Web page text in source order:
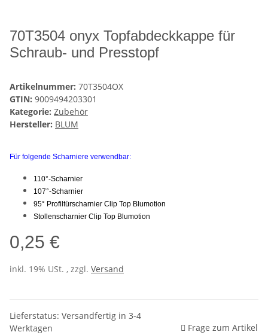
70T3504 onyx Topfabdeckkappe für
Schraub- und Presstopf
Artikelnummer: 70T3504OX
GTIN: 9009494203301
Kategorie: Zubehör
Hersteller: BLUM
Für folgende Scharniere verwendbar:
110°-Scharnier
107°-Scharnier
95° Profiltürscharnier Clip Top Blumotion
Stollenscharnier Clip Top Blumotion
0,25 €
inkl. 19% USt. , zzgl. Versand
Lieferstatus: Versandfertig in 3-4
Werktagen
Frage zum Artikel